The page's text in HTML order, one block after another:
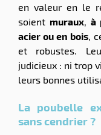
en valeur en le
soient muraux, à
acier ou en bois,
et robustes.
judicieux : ni trop
leurs bonnes
La poubelle
sans cendrier ?